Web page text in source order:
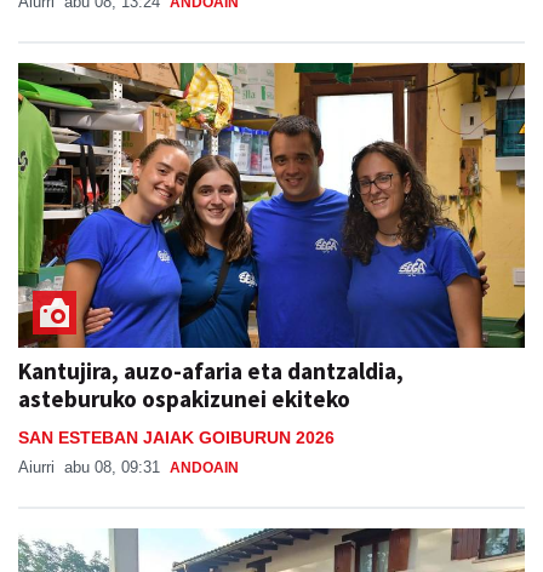
Kantujira, auzo-afaria eta dantzaldia,
asteburuko ospakizunei ekiteko
SAN ESTEBAN JAIAK GOIBURUN 2026
Aiurri abu 08, 09:31 ANDOAIN